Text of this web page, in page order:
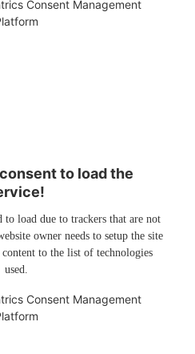
Consent Management
to load the
load due to trackers that are not
owner needs to setup the site
to the list of technologies
used.
Consent Management